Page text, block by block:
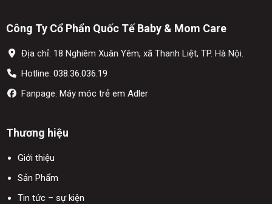
Công Ty Cổ Phẩn Quốc Tế Baby & Mom Care
Địa chỉ: 18 Nghiêm Xuân Yêm, xã Thanh Liệt, TP. Hà Nội.
Hotline: 038.36.036.19
Fanpage: Máy móc trẻ em Adler
Thương hiệu
Giới thiệu
Sản Phẩm
Tin tức – sự kiện